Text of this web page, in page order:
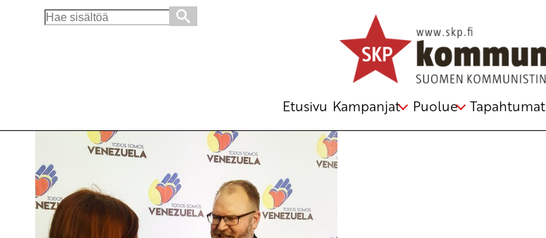
Search
Etusivu Kampanjat Puolue Tapahtumat
Venezuela-uutisointi YLE:n nollasuoritus – Caracasin julistus antaa työvälineitä